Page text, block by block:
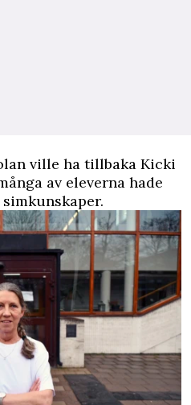
ville ha tillbaka Kicki
av eleverna hade